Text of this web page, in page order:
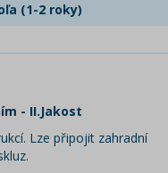
(1-2 roky)
- II.Jakost
Lze připojit zahradní